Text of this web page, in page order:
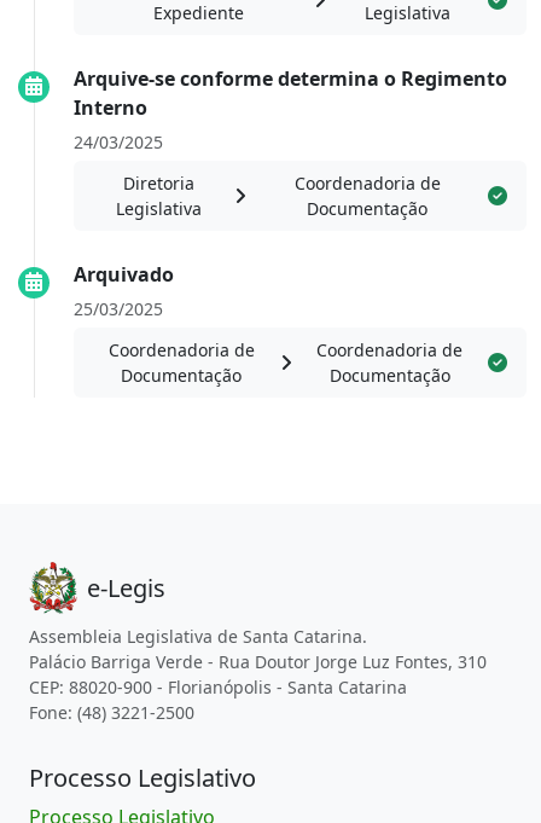
Expediente
Legislativa
Arquive-se conforme determina o Regimento
Interno
24/03/2025
Diretoria
Legislativa
Coordenadoria de
Documentação
Arquivado
25/03/2025
Coordenadoria de
Documentação
Coordenadoria de
Documentação
e-Legis
Assembleia Legislativa de Santa Catarina.
Palácio Barriga Verde - Rua Doutor Jorge Luz Fontes, 310
CEP: 88020-900 - Florianópolis - Santa Catarina
Fone: (48) 3221-2500
Processo Legislativo
Processo Legislativo